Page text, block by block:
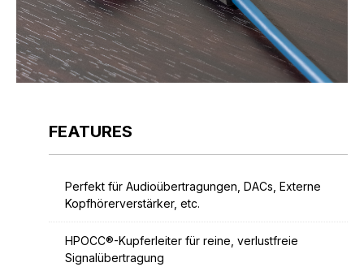
FEATURES
Perfekt für Audioübertragungen, DACs, Externe
Kopfhörerverstärker, etc.
HPOCC®-Kupferleiter für reine, verlustfreie
Signalübertragung